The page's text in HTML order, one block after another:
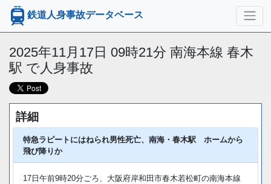
鉄道人身事故データベース
2025年11月17日 09時21分 南海本線 春木
駅 で人身事故
詳細
特急ラピートにはねられ男性死亡、南海・春木駅 ホームから
飛び降りか
17日午前9時20分ごろ、大阪府岸和田市春木若松町の南海本線